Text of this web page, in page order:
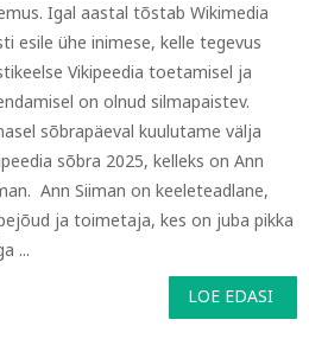
Igal aastal tõstab Wikimedia
esile ühe inimese, kelle tegevus
Vikipeedia toetamisel ja
on olnud silmapaistev.
sõbrapäeval kuulutame välja
sõbra 2025, kelleks on Ann
Ann Siiman on keeleteadlane,
ja toimetaja, kes on juba pikka
...
LOE EDASI